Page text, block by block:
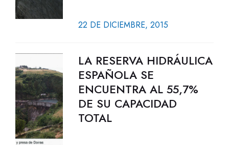
22 DE DICIEMBRE, 2015
LA RESERVA HIDRÁULICA
ESPAÑOLA SE
ENCUENTRA AL 55,7%
DE SU CAPACIDAD
TOTAL